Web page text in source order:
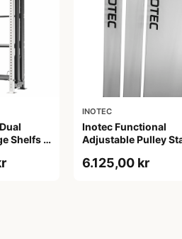
Shelfs -
i
INOTEC
Inotec Functional
Adjustable Pulley
6.125,00 kr